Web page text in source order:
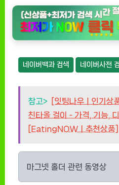
네이버백과 검색 네이버사전
참고> [잇팅나우ㅣ인기상
친타올 걸이 - 가격, 기능,
[EatingNOWㅣ추천상품]
마그넷 홀더 관련 동영상